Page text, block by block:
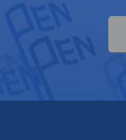
culture/2023/
culture/yak-
двічі.